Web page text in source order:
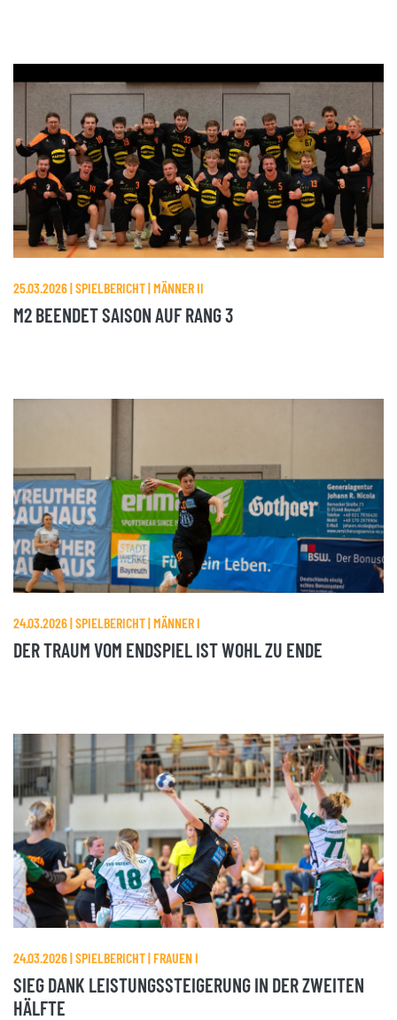
25.03.2026 | SPIELBERICHT | MÄNNER II
M2 BEENDET SAISON AUF RANG 3
24.03.2026 | SPIELBERICHT | MÄNNER I
DER TRAUM VOM ENDSPIEL IST WOHL ZU ENDE
24.03.2026 | SPIELBERICHT | FRAUEN I
SIEG DANK LEISTUNGSSTEIGERUNG IN DER ZWEITEN
HÄLFTE